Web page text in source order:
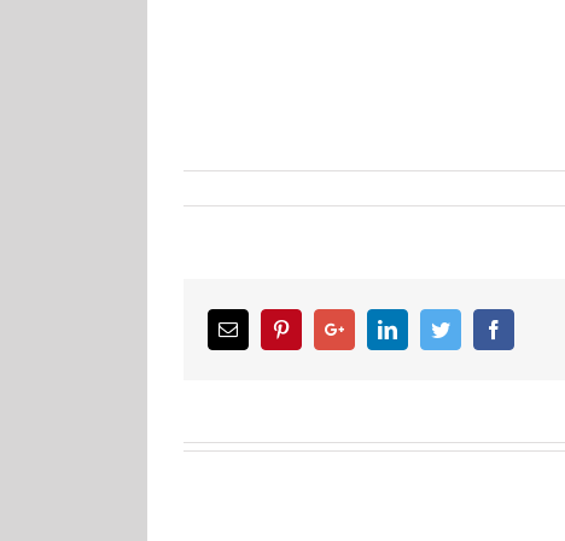
Facebook
Twitter
LinkedIn
Google+
Pinterest
Email